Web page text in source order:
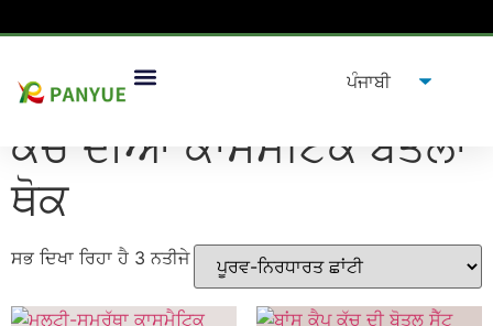
ਘਰ/ਉਤਪਾਦ / ਟੈਗ ਕੀਤੇ ਉਤਪਾਦ "ਕੱਚ ਦੀਆਂ ਕਾਸਮੈਟਿਕ ਬੋਤਲਾਂ ਥੋਕ”
ਕੱਚ ਦੀਆਂ ਕਾਸਮੈਟਿਕ ਬੋਤਲਾਂ
ਥੋਕ
ਸਭ ਦਿਖਾ ਰਿਹਾ ਹੈ 3 ਨਤੀਜੇ